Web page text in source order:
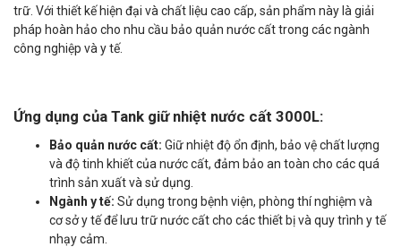
trữ. Với thiết kế hiện đại và chất liệu cao cấp, sản phẩm này là giải
pháp hoàn hảo cho nhu cầu bảo quản nước cất trong các ngành
công nghiệp và y tế.
Ứng dụng của Tank giữ nhiệt nước cất 3000L:
Bảo quản nước cất: Giữ nhiệt độ ổn định, bảo vệ chất lượng
và độ tinh khiết của nước cất, đảm bảo an toàn cho các quá
trình sản xuất và sử dụng.
Ngành y tế: Sử dụng trong bệnh viện, phòng thí nghiệm và
cơ sở y tế để lưu trữ nước cất cho các thiết bị và quy trình y tế
nhạy cảm.